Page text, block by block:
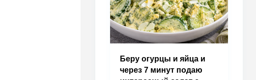
Беру огурцы и яйца и
через 7 минут подаю